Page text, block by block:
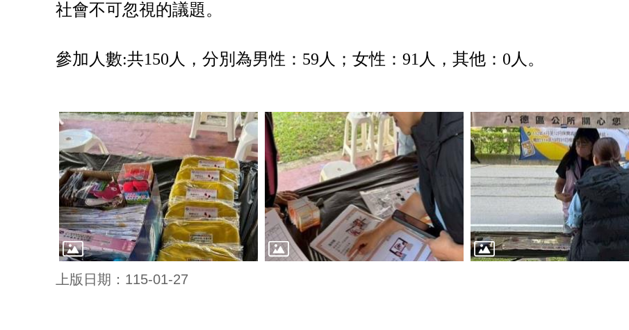
社會不可忽視的議題。
參加人數:共150 人，分別為男性： 59 人；女性： 91 人，其他： 0 人。
上版日期：115-01-27